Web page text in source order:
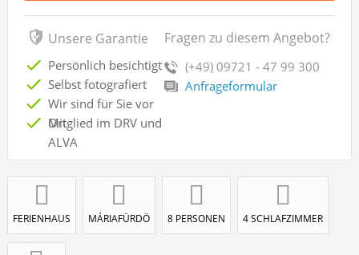
Unsere Garantie
Persönlich besichtigt
Selbst fotografiert
Wir sind für Sie vor
Ort
Mitglied im DRV und
ALVA
Fragen zu diesem Angebot?
(+49) 09721 - 47 99 300
Anfrageformular
FERIENHAUS MÁRIAFÜRDÖ 8 PERSONEN 4 SCHLAFZIMMER